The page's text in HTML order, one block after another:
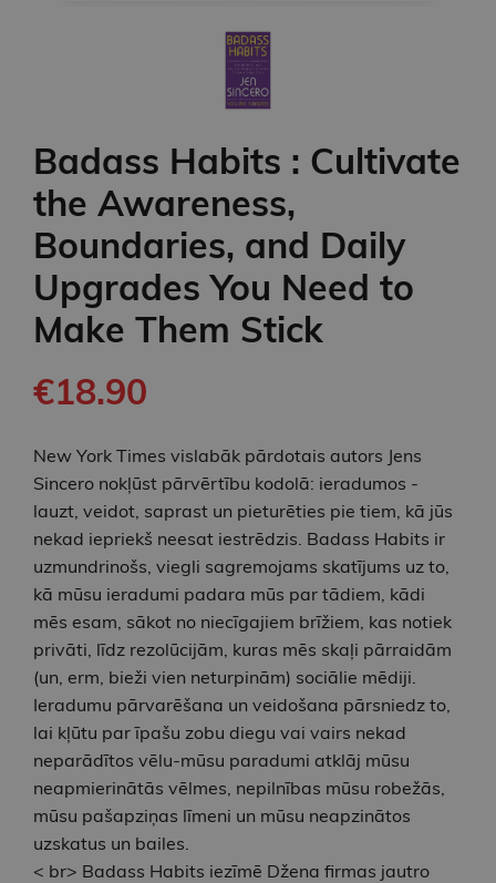
Badass Habits : Cultivate
the Awareness,
Boundaries, and Daily
Upgrades You Need to
Make Them Stick
€18.90
New York Times vislabāk pārdotais autors Jens
Sincero nokļūst pārvērtību kodolā: ieradumos -
lauzt, veidot, saprast un pieturēties pie tiem, kā jūs
nekad iepriekš neesat iestrēdzis. Badass Habits ir
uzmundrinošs, viegli sagremojams skatījums uz to,
kā mūsu ieradumi padara mūs par tādiem, kādi
mēs esam, sākot no niecīgajiem brīžiem, kas notiek
privāti, līdz rezolūcijām, kuras mēs skaļi pārraidām
(un, erm, bieži vien neturpinām) sociālie mēdiji.
Ieradumu pārvarēšana un veidošana pārsniedz to,
lai kļūtu par īpašu zobu diegu vai vairs nekad
neparādītos vēlu-mūsu paradumi atklāj mūsu
neapmierinātās vēlmes, nepilnības mūsu robežās,
mūsu pašapziņas līmeni un mūsu neapzinātos
uzskatus un bailes.
< br> Badass Habits iezīmē Džena firmas jautro